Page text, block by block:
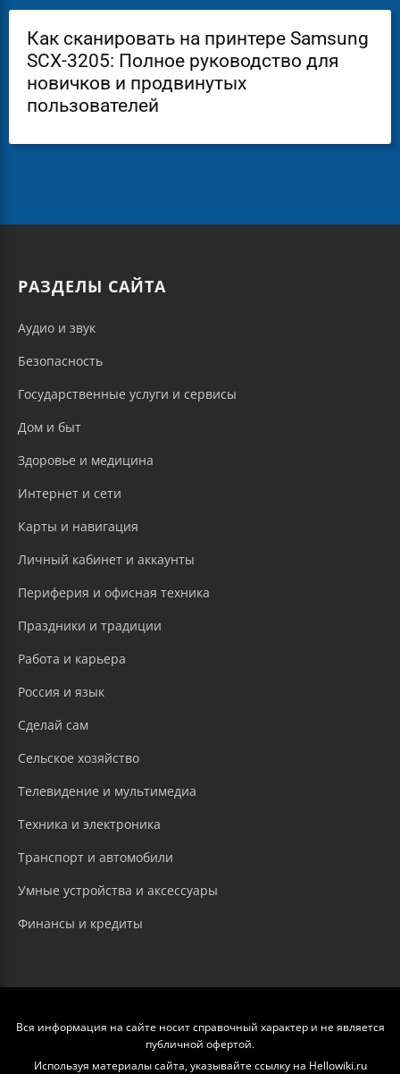
Как сканировать на принтере Samsung
SCX-3205: Полное руководство для
новичков и продвинутых
пользователей
РАЗДЕЛЫ САЙТА
Аудио и звук
Безопасность
Государственные услуги и сервисы
Дом и быт
Здоровье и медицина
Интернет и сети
Карты и навигация
Личный кабинет и аккаунты
Периферия и офисная техника
Праздники и традиции
Работа и карьера
Россия и язык
Сделай сам
Сельское хозяйство
Телевидение и мультимедиа
Техника и электроника
Транспорт и автомобили
Умные устройства и аксессуары
Финансы и кредиты
Вся информация на сайте носит справочный характер и не является
публичной офертой.
Используя материалы сайта, указывайте ссылку на Hellowiki.ru